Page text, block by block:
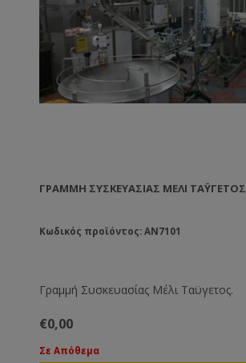
ΓΡΑΜΜΉ ΣΥΣΚΕΥΑΣΊΑΣ ΜΈΛΙ ΤΑΫΓΕΤΟΣ
Κωδικός προϊόντος: AN7101
Γραμμή Συσκευασίας Μέλι Ταϋγετος.
€0,00
Σε Απόθεμα